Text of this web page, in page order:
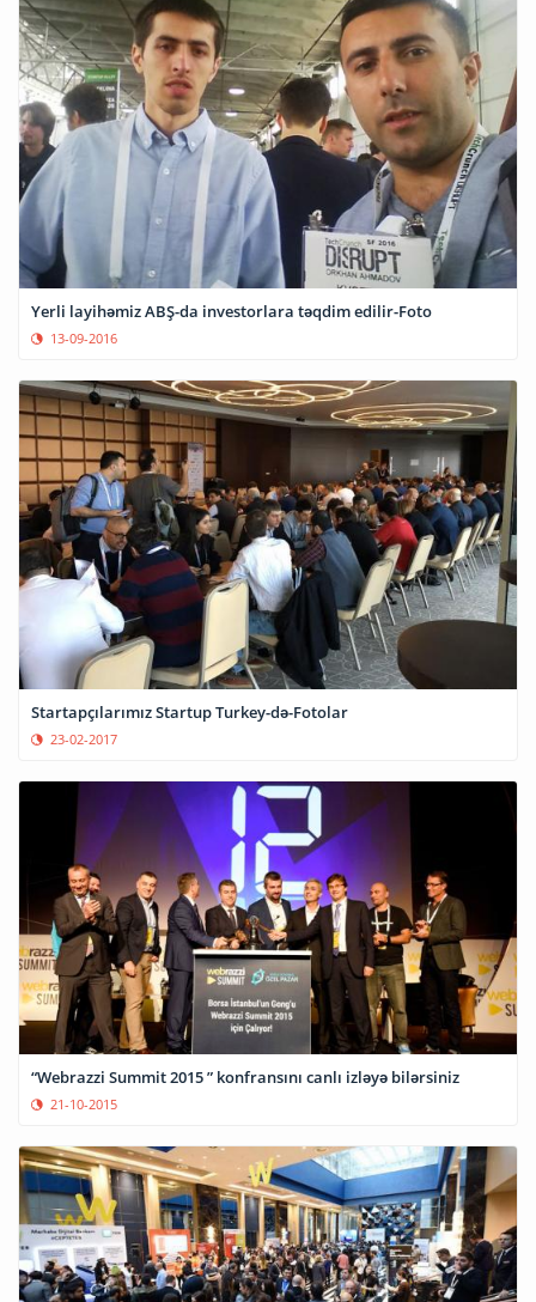
Yerli layihəmiz ABŞ-da investorlara təqdim edilir-Foto
13-09-2016
Startapçılarımız Startup Turkey-də-Fotolar
23-02-2017
“Webrazzi Summit 2015 ” konfransını canlı izləyə bilərsiniz
21-10-2015